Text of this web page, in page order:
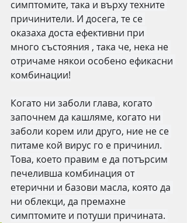
симптомите, така и върху техните
причинители. И досега, те се
оказаха доста ефективни при
много състояния , така че, нека не
отричаме някои особено ефикасни
комбинации!
Когато ни заболи глава, когато
започнем да кашляме, когато ни
заболи корем или друго, ние не се
питаме кой вирус го е причинил.
Това, което правим е да потърсим
печеливша комбинация от
етерични и базови масла, която да
ни облекци, да премахне
симптомите и потуши причината.